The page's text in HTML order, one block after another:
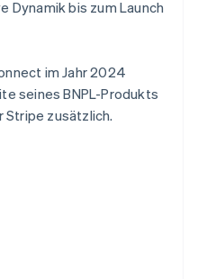
Dynamik bis zum Launch
im Jahr 2024
seines BNPL-Produkts
Stripe zusätzlich.